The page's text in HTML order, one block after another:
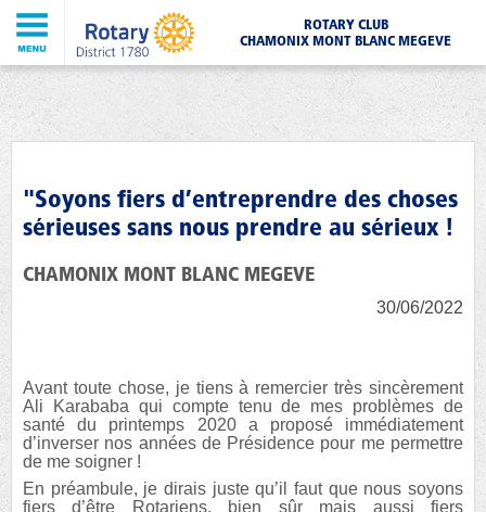
ROTARY CLUB
CHAMONIX MONT BLANC MEGEVE
"Soyons fiers d’entreprendre des choses
sérieuses sans nous prendre au sérieux !
CHAMONIX MONT BLANC MEGEVE
30/06/2022
Avant toute chose, je tiens à remercier très sincèrement
Ali Karababa qui compte tenu de mes problèmes de
santé du printemps 2020 a proposé immédiatement
d’inverser nos années de Présidence pour me permettre
de me soigner !
En préambule, je dirais juste qu’il faut que nous soyons
fiers d’être Rotariens, bien sûr mais aussi fiers